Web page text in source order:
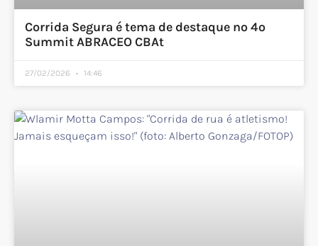
Corrida Segura é tema de destaque no 4º
Summit ABRACEO CBAt
27/02/2026 14:46